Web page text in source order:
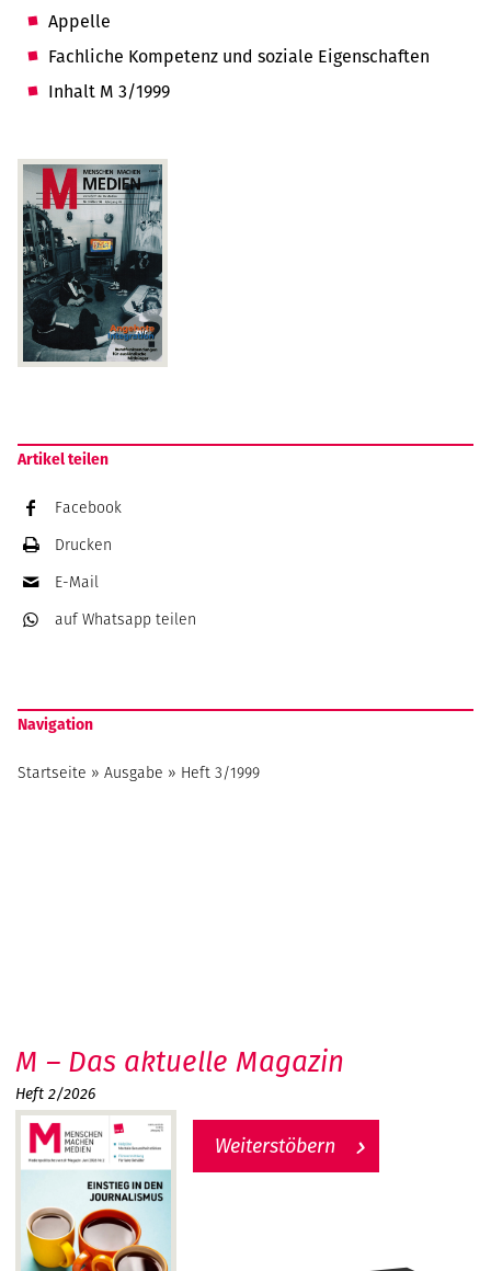
Appelle
Fachliche Kompetenz und soziale Eigenschaften
Inhalt M 3/1999
Artikel teilen
Facebook
Drucken
E-Mail
auf Whatsappteilen
Navigation
Startseite »Ausgabe » Heft 3/1999
M – Das aktuelle Magazin
Heft 2/2026
Weiterstöbern